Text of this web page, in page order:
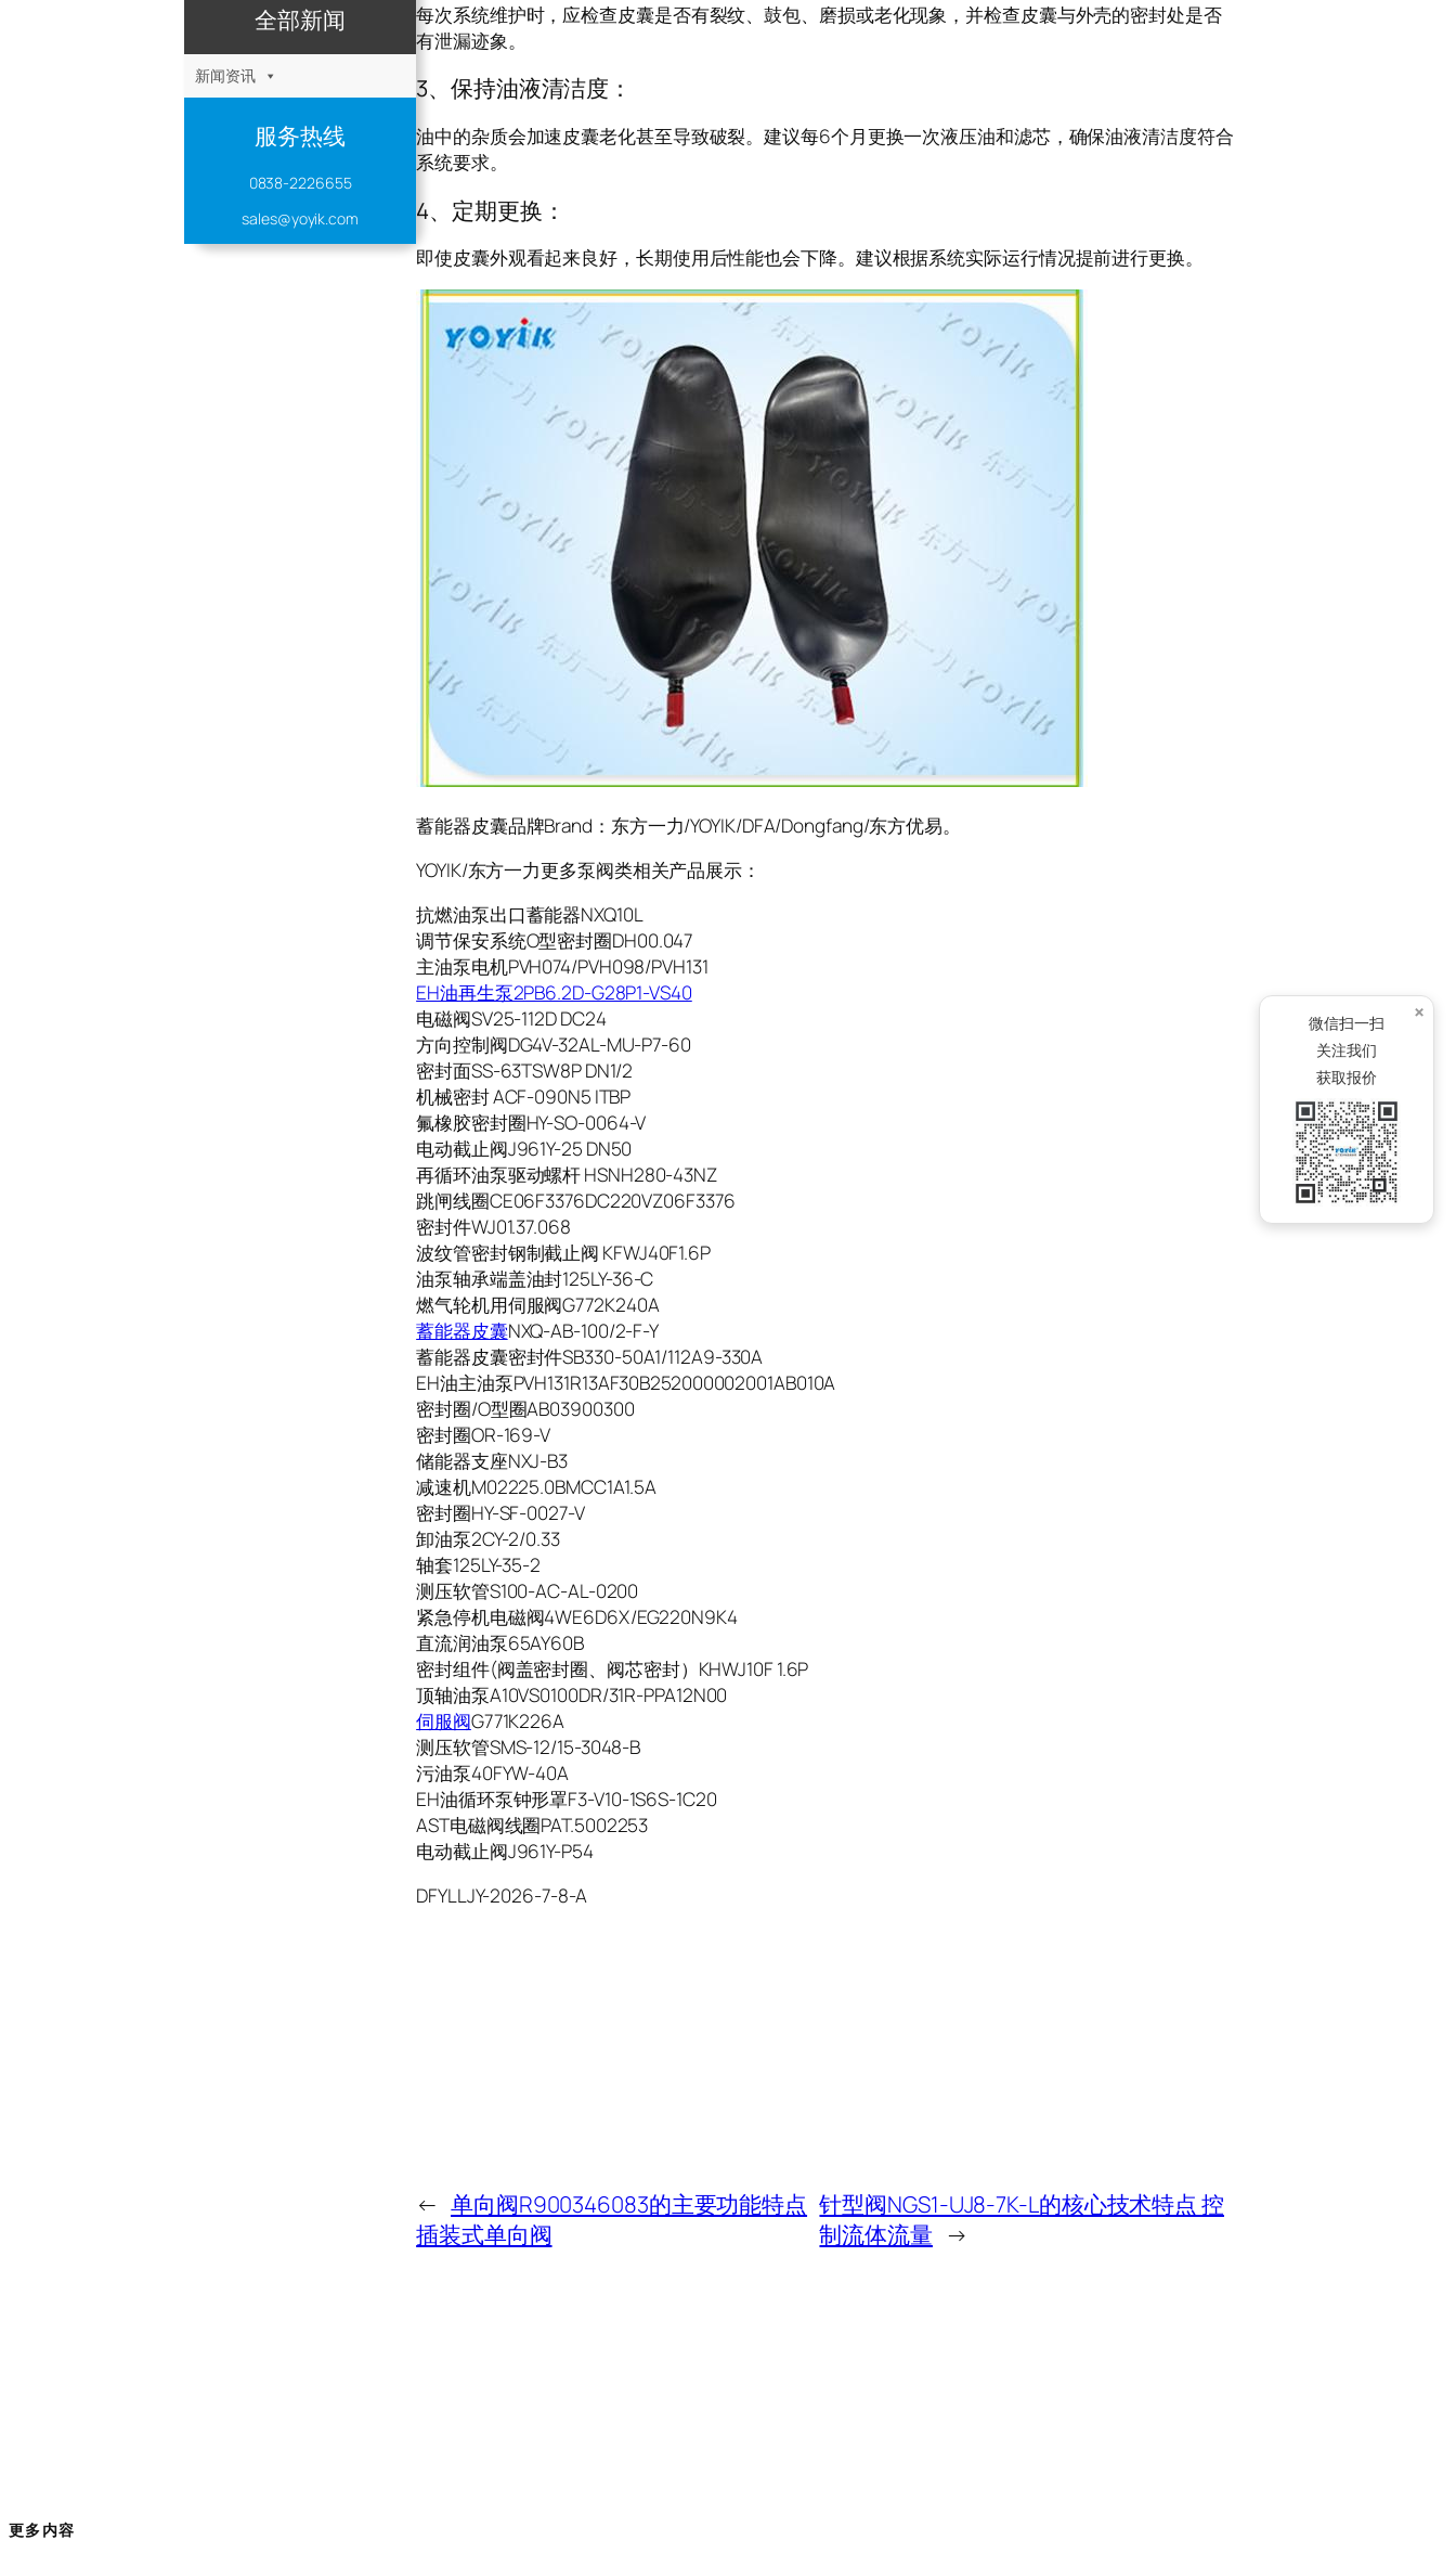
全部新闻
新闻资讯
服务热线
0838-2226655
sales@yoyik.com
每次系统维护时，应检查皮囊是否有裂纹、鼓包、磨损或老化现象，并检查皮囊与外壳的密封处是否
有泄漏迹象。
3、保持油液清洁度：
油中的杂质会加速皮囊老化甚至导致破裂。建议每6个月更换一次液压油和滤芯，确保油液清洁度符合
系统要求。
4、定期更换：
即使皮囊外观看起来良好，长期使用后性能也会下降。建议根据系统实际运行情况提前进行更换。
蓄能器皮囊品牌Brand：东方一力/YOYIK/DFA/Dongfang/东方优易。
YOYIK/东方一力更多泵阀类相关产品展示：
抗燃油泵出口蓄能器NXQ10L
调节保安系统O型密封圈DH00.047
主油泵电机PVH074/PVH098/PVH131
EH油再生泵2PB6.2D-G28P1-VS40
电磁阀SV25-112D DC24
方向控制阀DG4V-32AL-MU-P7-60
密封面SS-63TSW8P DN1/2
机械密封 ACF-090N5 ITBP
氟橡胶密封圈HY-SO-0064-V
电动截止阀J961Y-25 DN50
再循环油泵驱动螺杆 HSNH280-43NZ
跳闸线圈CE06F3376DC220VZ06F3376
密封件WJ01.37.068
波纹管密封钢制截止阀 KFWJ40F1.6P
油泵轴承端盖油封125LY-36-C
燃气轮机用伺服阀G772K240A
蓄能器皮囊NXQ-AB-100/2-F-Y
蓄能器皮囊密封件SB330-50A1/112A9-330A
EH油主油泵PVH131R13AF30B252000002001AB010A
密封圈/O型圈AB03900300
密封圈OR-169-V
储能器支座NXJ-B3
减速机M02225.0BMCC1A1.5A
密封圈HY-SF-0027-V
卸油泵2CY-2/0.33
轴套125LY-35-2
测压软管S100-AC-AL-0200
紧急停机电磁阀4WE6D6X/EG220N9K4
直流润油泵65AY60B
密封组件(阀盖密封圈、阀芯密封）KHWJ10F 1.6P
顶轴油泵A10VS0100DR/31R-PPA12N00
伺服阀G771K226A
测压软管SMS-12/15-3048-B
污油泵40FYW-40A
EH油循环泵钟形罩F3-V10-1S6S-1C20
AST电磁阀线圈PAT.5002253
电动截止阀J961Y-P54
DFYLLJY-2026-7-8-A
← 单向阀R900346083的主要功能特点
插装式单向阀
针型阀NGS1-UJ8-7K-L的核心技术特点 控
制流体流量 →
更多内容
×
微信扫一扫
关注我们
获取报价